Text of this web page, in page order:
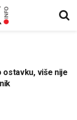
ostavku, više nije